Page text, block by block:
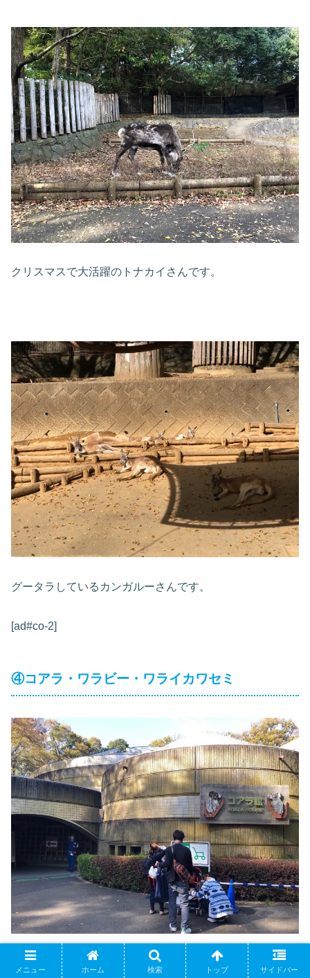
クリスマスで大活躍のトナカイさんです。
グータラしているカンガルーさんです。
[ad#co-2]
④コアラ・ワラビー・ワライカワセミ
コアラ館という専用の建物の中でコアラたちがのんびり暮
メニュー ホーム 検索 トップ サイドバー